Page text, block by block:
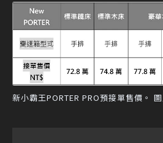
新小霸王PORTER PRO預接單售價。